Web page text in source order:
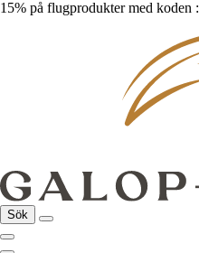
15% på flugprodukter med koden :
Sök